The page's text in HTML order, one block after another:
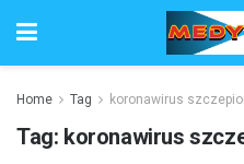
Home Tag koronawirus
Tag: koronawirus